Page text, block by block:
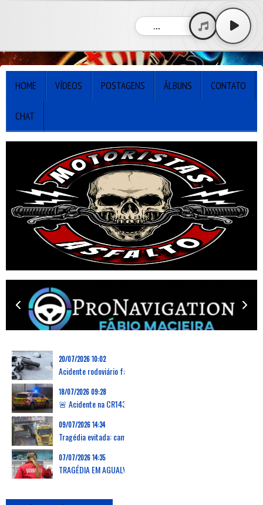
...
HOME VÍDEOS POSTAGENS ÁLBUNS CONTATO
CHAT
20/07/2026 10:02
18/07/2026 09:28
09/07/2026 14:34
07/07/2026 14:35